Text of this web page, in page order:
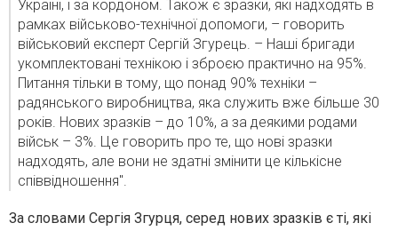
Україні, і за кордоном. Також є зразки, які надходять в
рамках військово-технічної допомоги, – говорить
військовий експерт Сергій Згурець. – Наші бригади
укомплектовані технікою і зброєю практично на 95%.
Питання тільки в тому, що понад 90% техніки –
радянського виробництва, яка служить вже більше 30
років. Нових зразків – до 10%, а за деякими родами
військ – 3%. Це говорить про те, що нові зразки
надходять, але вони не здатні змінити це кількісне
співвідношення".
За словами Сергія Згурця, серед нових зразків є ті, які